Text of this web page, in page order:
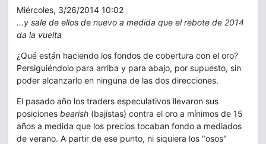
Miércoles, 3/26/2014 10:02
...y sale de ellos de nuevo a medida que el rebote de 2014
da la vuelta
¿Qué están haciendo los fondos de cobertura con el oro?
Persiguiéndolo para arriba y para abajo, por supuesto, sin
poder alcanzarlo en ninguna de las dos direcciones.
El pasado año los traders especulativos llevaron sus
posiciones bearish (bajistas) contra el oro a mínimos de 15
años a medida que los precios tocaban fondo a mediados
de verano. A partir de ese punto, ni siquiera los "osos"